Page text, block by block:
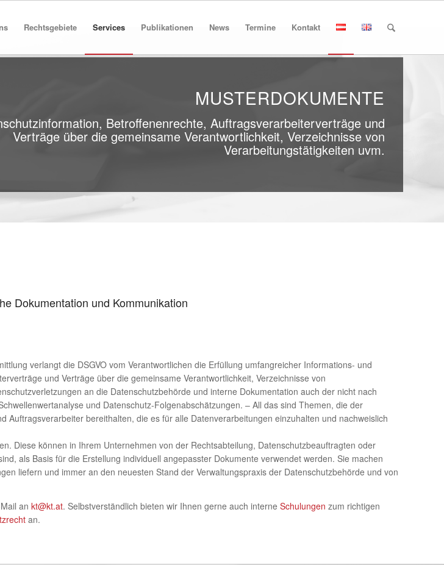
Rechtsgebiete Services Publikationen News Termine Kontakt
MUSTERDOKUMENTE
Betroffenenrechte, Auftragsverarbeiterverträge und
Verträge über die gemeinsame Verantwortlichkeit, Verzeichnisse von
Verarbeitungstätigkeiten uvm.
Dokumentation und Kommunikation
verlangt die DSGVO vom Verantwortlichen die Erfüllung umfangreicher Informations- und
und Verträge über die gemeinsame Verantwortlichkeit, Verzeichnisse von
an die Datenschutzbehörde und interne Dokumentation auch der nicht nach
und Datenschutz-Folgenabschätzungen. – All das sind Themen, die der
bereithalten, die es für alle Datenverarbeitungen einzuhalten und nachweislich
Diese können in Ihrem Unternehmen von der Rechtsabteilung, Datenschutzbeauftragten oder
als Basis für die Erstellung individuell angepasster Dokumente verwendet werden. Sie machen
liefern und immer an den neuesten Stand der Verwaltungspraxis der Datenschutzbehörde und von
an kt@kt.at. Selbstverständlich bieten wir Ihnen gerne auch interne Schulungen zum richtigen
an.